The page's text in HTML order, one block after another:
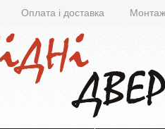
Оплата і доставка Монтаж